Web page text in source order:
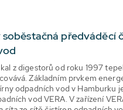
předváděcí
z digestorů od roku 1997
Základním prvkem
odpadních vod v Hamburku
vod VERA. V zařízení